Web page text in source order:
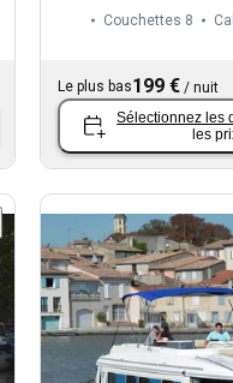
Couchettes 8
Le plus bas199 € /nuit
Sélectionnez les
les